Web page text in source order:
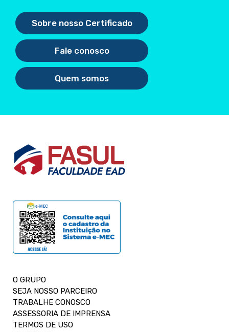
Sobre nosso Certificado
Fale conosco
Quem somos
O GRUPO
SEJA NOSSO PARCEIRO
TRABALHE CONOSCO
ASSESSORIA DE IMPRENSA
TERMOS DE USO